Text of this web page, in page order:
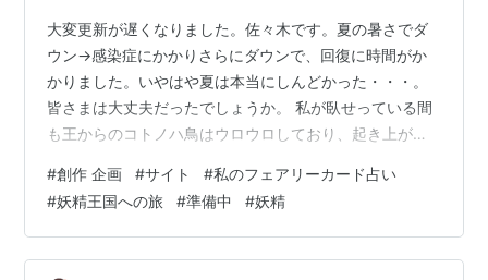
大変更新が遅くなりました。佐々木です。夏の暑さでダ
ウン→感染症にかかりさらにダウンで、回復に時間がか
かりました。いやはや夏は本当にしんどかった・・・。
皆さまは大丈夫だったでしょうか。 私が臥せっている間
も王からのコトノハ鳥はウロウロしており、起き上がれ
した。妖精の国からの使いなので人間の感染症とか全然
大丈夫なんですね。私の咳とかかかっていたんじゃない
かと思うんですけど。コトノハドリはとても元気です
ね。 ※初めて読んでくださっている方、このブログは
#創作 企画 #サイト #私のフェアリーカード占い
#妖精王国への旅 #準備中 #妖精